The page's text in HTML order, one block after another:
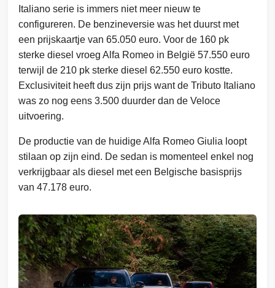
Italiano serie is immers niet meer nieuw te
configureren. De benzineversie was het duurst met
een prijskaartje van 65.050 euro. Voor de 160 pk
sterke diesel vroeg Alfa Romeo in België 57.550 euro
terwijl de 210 pk sterke diesel 62.550 euro kostte.
Exclusiviteit heeft dus zijn prijs want de Tributo Italiano
was zo nog eens 3.500 duurder dan de Veloce
uitvoering.
De productie van de huidige Alfa Romeo Giulia loopt
stilaan op zijn eind. De sedan is momenteel enkel nog
verkrijgbaar als diesel met een Belgische basisprijs
van 47.178 euro.